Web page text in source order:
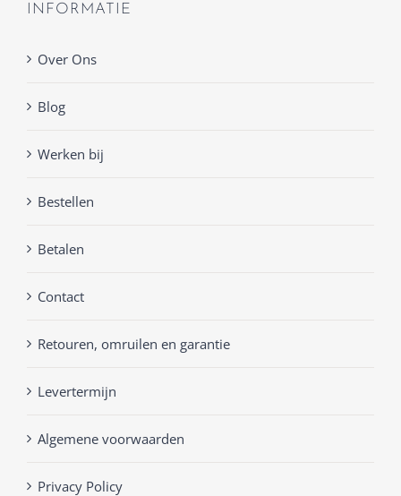
INFORMATIE
Over Ons
Blog
Werken bij
Bestellen
Betalen
Contact
Retouren, omruilen en garantie
Levertermijn
Algemene voorwaarden
Privacy Policy